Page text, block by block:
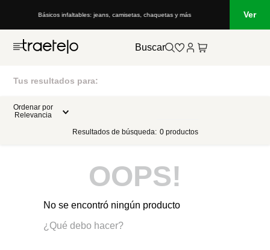
Básicos infaltables: jeans, camisetas, chaquetas y más Ver
Buscar
Tus resultados para:
Ordenar por
Relevancia
Resultados de búsqueda: 0 productos
OOPS!
No se encontró ningún producto
¿Qué debo hacer?